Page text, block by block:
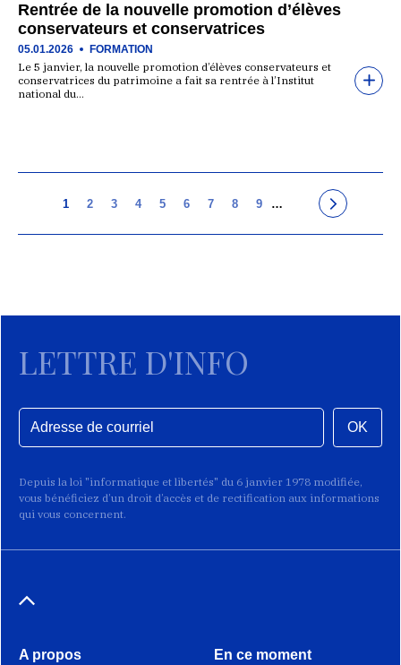
Rentrée de la nouvelle promotion d’élèves
conservateurs et conservatrices
05.01.2026 FORMATION
Le 5 janvier, la nouvelle promotion d’élèves conservateurs et
conservatrices du patrimoine a fait sa rentrée à l’Institut
national du…
1 2 3 4 5 6 7 8 9 …
LETTRE D'INFO
OK
Depuis la loi "informatique et libertés" du 6 janvier 1978 modifiée,
vous bénéficiez d’un droit d’accès et de rectification aux informations
qui vous concernent.
A propos En ce moment